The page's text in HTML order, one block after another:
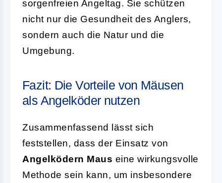
sorgenfreien Angeltag. Sie schützen
nicht nur die Gesundheit des Anglers,
sondern auch die Natur und die
Umgebung.
Fazit: Die Vorteile von Mäusen
als Angelköder nutzen
Zusammenfassend lässt sich
feststellen, dass der Einsatz von
Angelködern Maus eine wirkungsvolle
Methode sein kann, um insbesondere